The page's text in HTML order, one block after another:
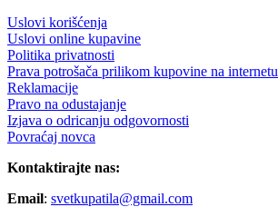
Uslovi korišćenja
Uslovi online kupavine
Politika privatnosti
Prava potrošača prilikom kupovine na internetu
Reklamacije
Pravo na odustajanje
Izjava o odricanju odgovornosti
Povraćaj novca
Kontaktirajte nas:
Email: svetkupatila@gmail.com